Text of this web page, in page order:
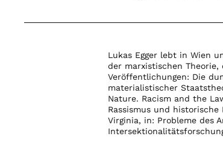
Lukas Egger lebt in Wien
der marxistischen
Veröffentlichungen: Die
materialistischer
Nature. Racism and the
Rassismus und
Virginia, in: Probleme des